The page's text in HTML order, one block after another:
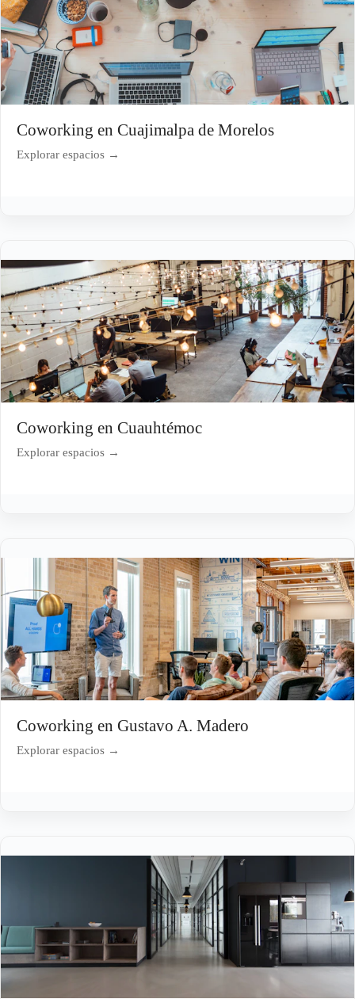
Coworking en Cuajimalpa de Morelos
Explorar espacios →
Coworking en Cuauhtémoc
Explorar espacios →
Coworking en Gustavo A. Madero
Explorar espacios →